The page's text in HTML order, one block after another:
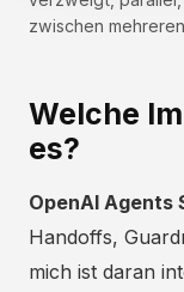
zwischen
Welche
es?
OpenAI Agents
Handoffs,
mich ist daran